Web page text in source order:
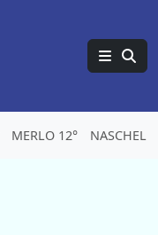
MERLO 12° NASCHEL